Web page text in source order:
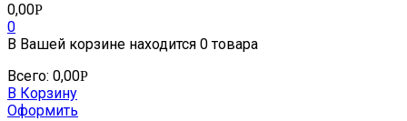
0,00Р
0
В Вашей корзине находится 0 товара
Всего: 0,00Р
В Корзину
Оформить